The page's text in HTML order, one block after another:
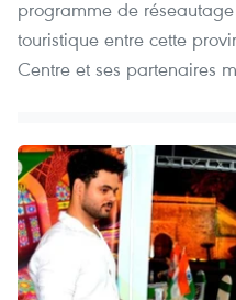
programme de
touristique entre cette
Centre et ses partenaires